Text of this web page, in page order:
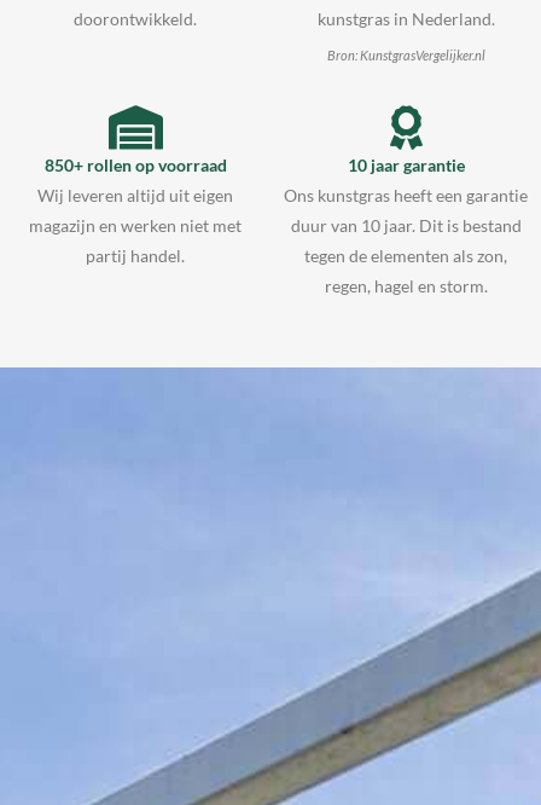
doorontwikkeld.
kunstgras in Nederland.
Bron: KunstgrasVergelijker.nl
850+ rollen op voorraad
Wij leveren altijd uit eigen
magazijn en werken niet met
partij handel.
10 jaar garantie
Ons kunstgras heeft een garantie
duur van 10 jaar. Dit is bestand
tegen de elementen als zon,
regen, hagel en storm.